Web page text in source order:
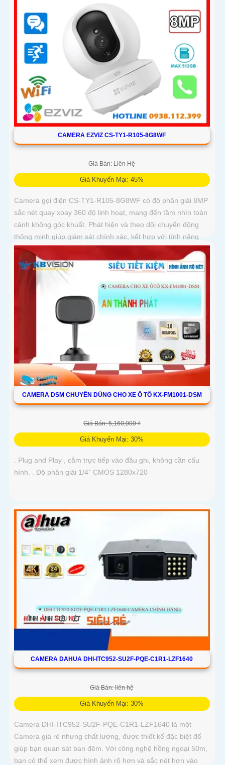
CAMERA EZVIZ CS-TY1-R105-8G8WF
Giá Bán: Liên Hệ
Giá Khuyến Mại: 45%
Camera gọi điện CS-TY1-R105-8G8WF có độ phân giải 8MP
sắc nét quay xoay 360 độ linh hoạt, mang đến tầm nhìn toàn
cảnh không góc khuất. Phát hiện và theo dõi chuyển động
thông minh giúp giám sát chính xác, kết hợp với tính năng
đàm thoại hai chiều giao tiếp dễ dàng từ xa
CAMERA DSM CHUYÊN DÙNG CHO XE Ô TÔ KX-FM1001-DSM
Giá Bán: 5,160,000 ₫
Giá Khuyến Mại: 30%
. Plug and Play , cắm trực tiếp vào đầu ghi, không cần cấu
hình. . Độ phân giải 1/4" CMOS 1280x720
CAMERA DAHUA DHI-ITC952-SU2F-PQE-C1R1-LZF1640
Giá Bán: liên hệ
Giá Khuyến Mại: 30%
Camera DHI-ITC952-SU2F-PQE-C1R1-LZF1640 là một
Camera giá rẻ nhưng chất lượng, được thiết kế đặc biệt để
giúp bạn quan sát ban đêm. Với công nghệ hồng ngoại 50m,
bạn có thể xem được hình ảnh rõ hơn và sắc nét hơn vào